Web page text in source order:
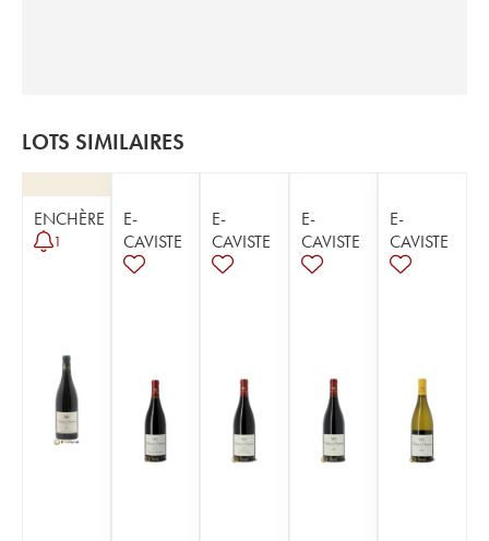
LOTS SIMILAIRES
ENCHÈRE
1
E-
CAVISTE
E-
CAVISTE
E-
CAVISTE
E-
CAVISTE